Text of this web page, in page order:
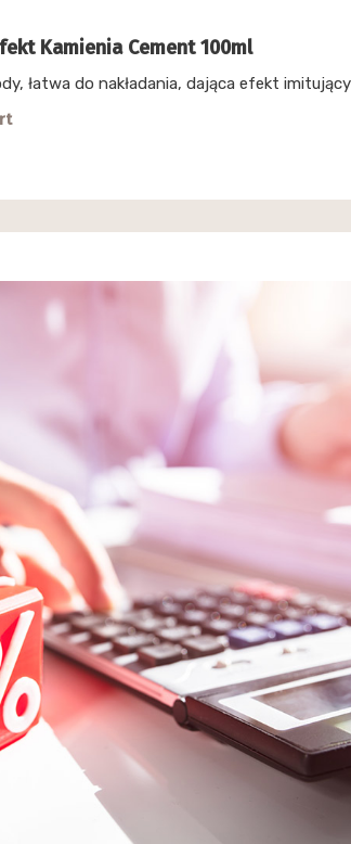
Kamienia Cement 100ml
łatwa do nakładania, dająca efekt